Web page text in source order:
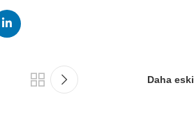
Daha eski